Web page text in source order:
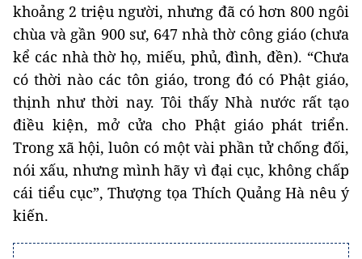
khoảng 2 triệu người, nhưng đã có hơn 800 ngôi
chùa và gần 900 sư, 647 nhà thờ công giáo (chưa
kể các nhà thờ họ, miếu, phủ, đình, đền). “Chưa
có thời nào các tôn giáo, trong đó có Phật giáo,
thịnh như thời nay. Tôi thấy Nhà nước rất tạo
điều kiện, mở cửa cho Phật giáo phát triển.
Trong xã hội, luôn có một vài phần tử chống đối,
nói xấu, nhưng mình hãy vì đại cục, không chấp
cái tiểu cục”, Thượng tọa Thích Quảng Hà nêu ý
kiến.